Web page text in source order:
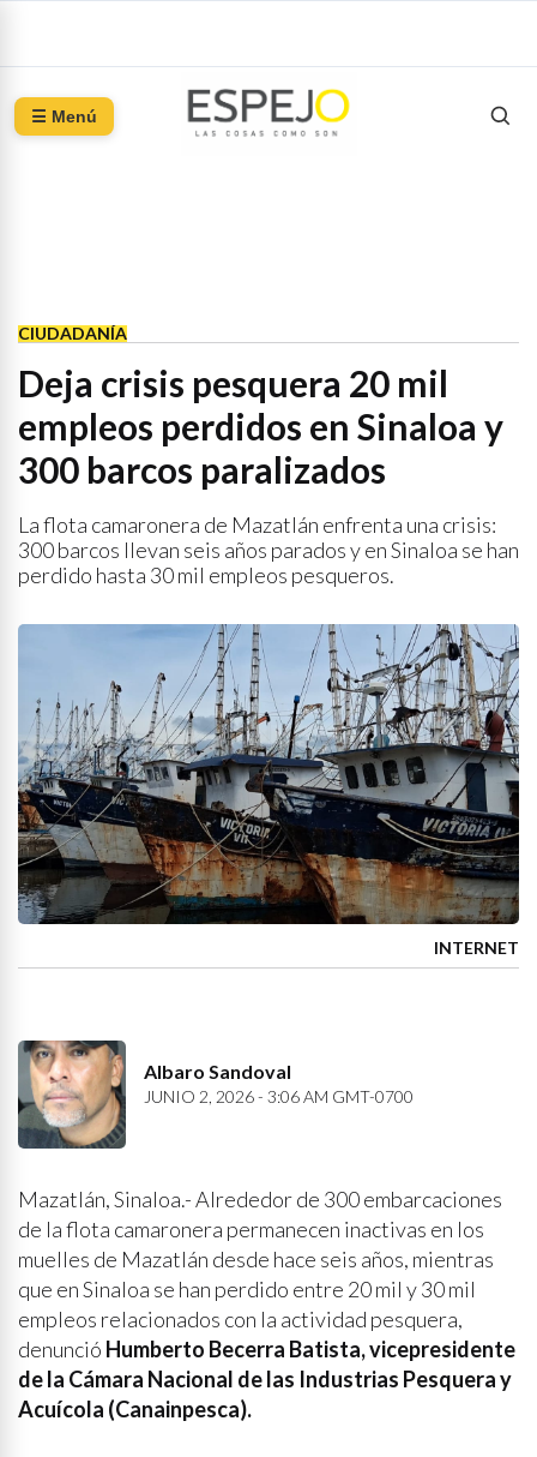
☰ Menú
CIUDADANÍA
Deja crisis pesquera 20 mil
empleos perdidos en Sinaloa y
300 barcos paralizados
La flota camaronera de Mazatlán enfrenta una crisis:
300 barcos llevan seis años parados y en Sinaloa se han
perdido hasta 30 mil empleos pesqueros.
INTERNET
Albaro Sandoval
JUNIO 2, 2026 - 3:06 AM GMT-0700
Mazatlán, Sinaloa.- Alrededor de 300 embarcaciones
de la flota camaronera permanecen inactivas en los
muelles de Mazatlán desde hace seis años, mientras
que en Sinaloa se han perdido entre 20 mil y 30 mil
empleos relacionados con la actividad pesquera,
denunció Humberto Becerra Batista, vicepresidente
de la Cámara Nacional de las Industrias Pesquera y
Acuícola (Canainpesca).